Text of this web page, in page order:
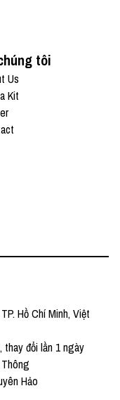
tôi
Us
Kit
Hồ Chí Minh, Việt
thay đổi lần 1 ngày
Hảo